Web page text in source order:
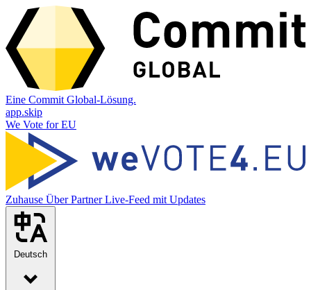
Eine Commit Global-Lösung.
app.skip
We Vote for EU
Zuhause ÜberPartnerLive-Feed mit Updates
Deutsch